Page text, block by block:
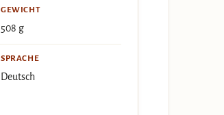
GEWICHT
508 g
SPRACHE
Deutsch